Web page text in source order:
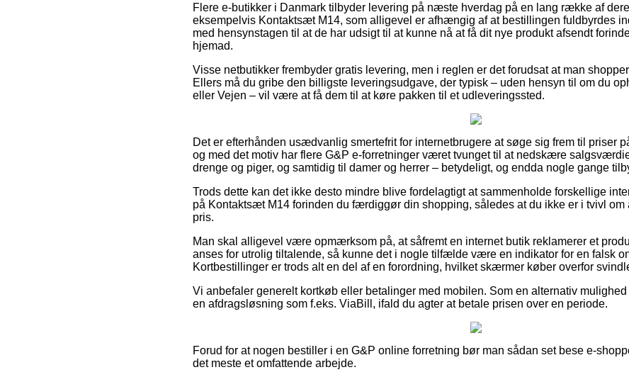
Flere e-butikker i Danmark tilbyder levering på næste hverdag på en lang række af
eksempelvis Kontaktsæt M14, som alligevel er afhængig af at bestillingen fuldbyrdes
med hensynstagen til at de har udsigt til at kunne nå at få dit nye produkt afsendt
hjemad.
Visse netbutikker frembyder gratis levering, men i reglen er det forudsat at man
Ellers må du gribe den billigste leveringsudgave, der typisk – uden hensyn til om du
eller Vejen – vil være at få dem til at køre pakken til et udleveringssted.
Det er efterhånden usædvanlig smertefrit for internetbrugere at søge sig frem til priser
og med det motiv har flere G&P e-forretninger været tvunget til at nedskære
drenge og piger, og samtidig til damer og herrer – betydeligt, og endda nogle gange
Trods dette kan det ikke desto mindre blive fordelagtigt at sammenholde forskellige
på Kontaktsæt M14 forinden du færdiggør din shopping, således at du ikke er i tvivl om
pris.
Man skal alligevel være opmærksom på, at såfremt en internet butik reklamerer et
anses for utrolig tiltalende, så kunne det i nogle tilfælde være en indikator for en falsk
Kortbestillinger er trods alt en del af en forordning, hvilket skærmer køber overfor
Vi anbefaler generelt kortkøb eller betalinger med mobilen. Som en alternativ
en afdragsløsning som f.eks. ViaBill, ifald du agter at betale prisen over en periode.
Forud for at nogen bestiller i en G&P online forretning bør man sådan set bese e-
det meste et omfattende arbejde.